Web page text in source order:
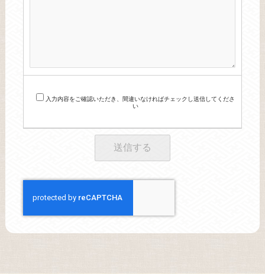
入力内容をご確認いただき、間違いなければチェックし送信してくださ
い